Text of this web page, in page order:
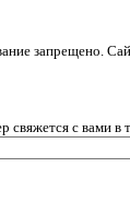
запрещено.
с вами в